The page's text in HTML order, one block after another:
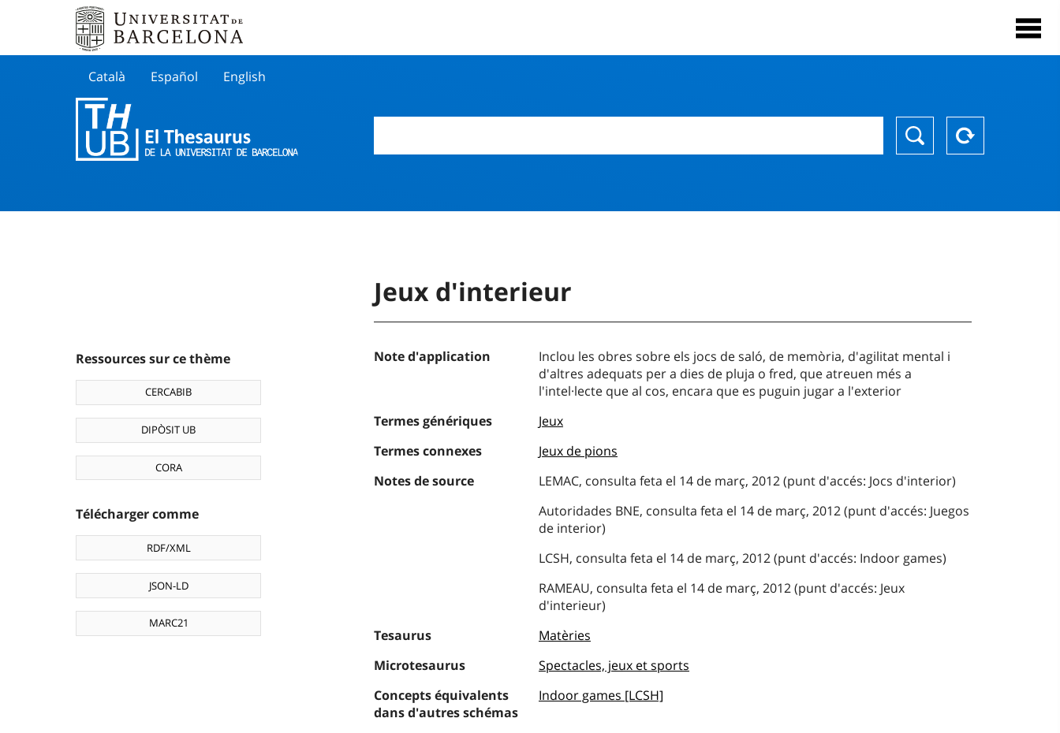
Català Español English
Ressources sur ce thème
CERCABIB
DIPÒSIT UB
CORA
Télécharger comme
RDF/XML
JSON-LD
MARC21
Jeux d'interieur
Note d'application
Inclou les obres sobre els jocs de saló, de memòria, d'agilitat mental i
d'altres adequats per a dies de pluja o fred, que atreuen més a
l'intel·lecte que al cos, encara que es puguin jugar a l'exterior
Termes génériques
Jeux
Termes connexes
Jeux de pions
Notes de source
LEMAC, consulta feta el 14 de març, 2012 (punt d'accés: Jocs d'interior)
Autoridades BNE, consulta feta el 14 de març, 2012 (punt d'accés: Juegos
de interior)
LCSH, consulta feta el 14 de març, 2012 (punt d'accés: Indoor games)
RAMEAU, consulta feta el 14 de març, 2012 (punt d'accés: Jeux
d'interieur)
Tesaurus
Matèries
Microtesaurus
Spectacles, jeux et sports
Concepts équivalents
dans d'autres schémas
Indoor games [LCSH]